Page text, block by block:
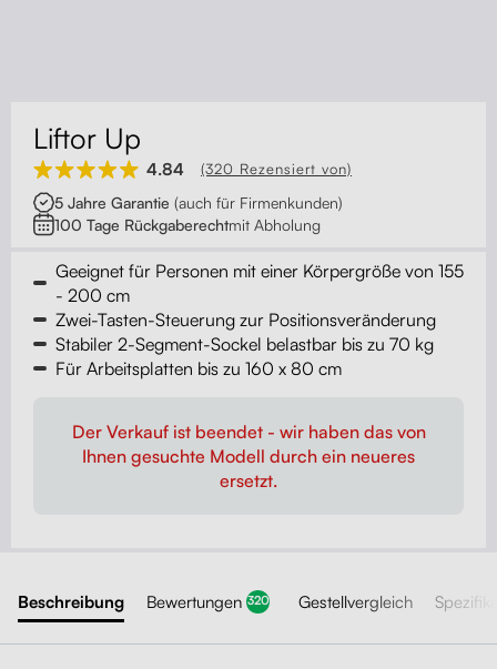
Monitorständer
Tischtrennwände
Rückenlehnen
Liftor Up
4.84 (320 Rezensiert von)
5 Jahre Garantie (auch für Firmenkunden)
100 Tage Rückgaberechtmit Abholung
Geeignet für Personen mit einer Körpergröße von 155
- 200 cm
Zwei-Tasten-Steuerung zur Positionsveränderung
Stabiler 2-Segment-Sockel belastbar bis zu 70 kg
Für Arbeitsplatten bis zu 160 x 80 cm
Der Verkauf ist beendet - wir haben das von
Ihnen gesuchte Modell durch ein neueres
ersetzt.
Beschreibung Bewertungen 320 Gestellvergleich